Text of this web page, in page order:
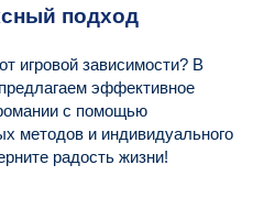
подход
игровой зависимости? В
эффективное
с помощью
методов и индивидуального
радость жизни!